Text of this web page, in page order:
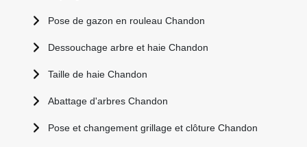
Pose de gazon en rouleau Chandon
Dessouchage arbre et haie Chandon
Taille de haie Chandon
Abattage d'arbres Chandon
Pose et changement grillage et clôture Chandon